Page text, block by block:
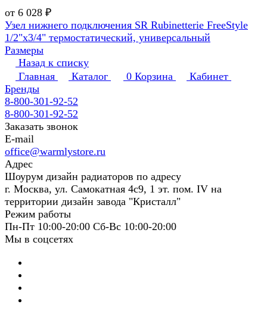
от 6 028 ₽
Узел нижнего подключения SR Rubinetterie FreeStyle
1/2"х3/4" термостатический, универсальный
Размеры
Назад к списку
Главная
Каталог 0 Корзина
Кабинет
Бренды
8-800-301-92-52
8-800-301-92-52
Заказать звонок
E-mail
office@warmlystore.ru
Адрес
Шоурум дизайн радиаторов по адресу
г. Москва, ул. Самокатная 4с9, 1 эт. пом. IV на
территории дизайн завода "Кристалл"
Режим работы
Пн-Пт 10:00-20:00 Сб-Вс 10:00-20:00
Мы в соцсетях